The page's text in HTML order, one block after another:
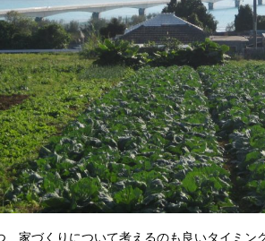
、家づくりについて考えるのも良いタイミン